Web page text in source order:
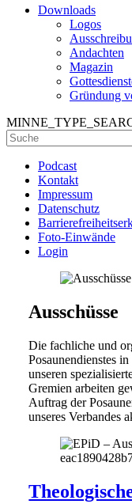
Downloads
Logos
Andachten
Magazin
Gründung
Podcast
Kontakt
Impressum
Datenschutz
Foto-Einwände
Login
Ausschüsse
Die fachliche und
Posaunendienstes
unseren
Gremien arbeiten
Auftrag der
unseres Verbandes